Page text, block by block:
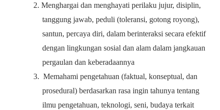
2. Menghargai dan menghayati perilaku jujur, disiplin,
tanggung jawab, peduli (toleransi, gotong royong),
santun, percaya diri, dalam berinteraksi secara efektif
dengan lingkungan sosial dan alam dalam jangkauan
pergaulan dan keberadaannya
3. Memahami pengetahuan (faktual, konseptual, dan
prosedural) berdasarkan rasa ingin tahunya tentang
ilmu pengetahuan, teknologi, seni, budaya terkait